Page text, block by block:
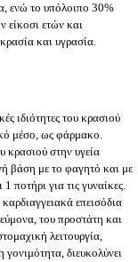
ενώ το υπόλοιπο 30%
είκοσι ετών και
και υγρασία.
ιδιότητες του κρασιού
μέσο, ως φάρμακο.
κρασιού στην υγεία
βάση με το φαγητό και με
ποτήρι για τις γυναίκες.
επεισόδια
του προστάτη και
λειτουργία,
διευκολύνει